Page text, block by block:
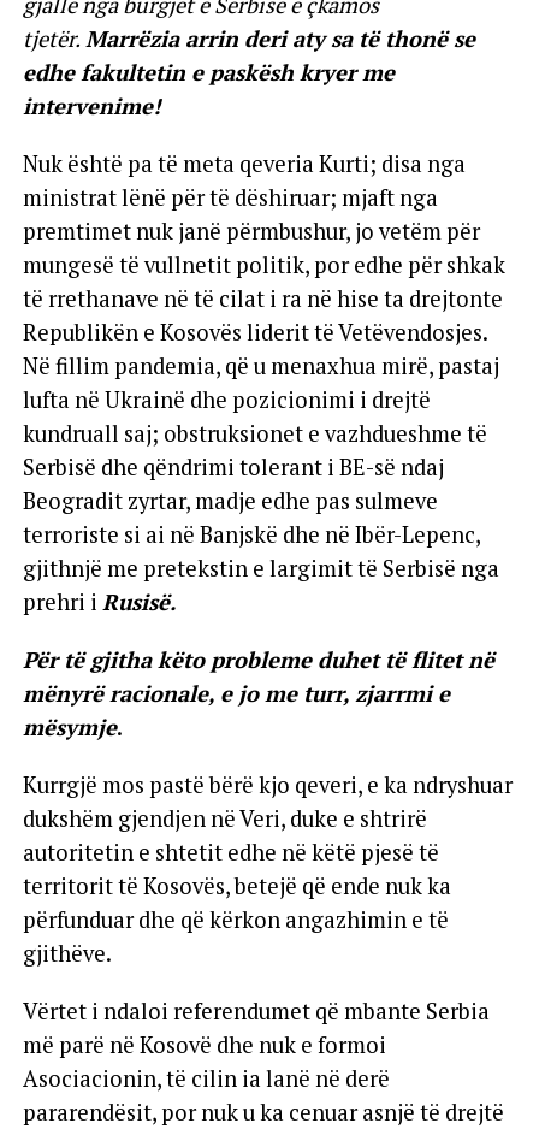
tjetër. Marrëzia arrin deri aty sa të thonë se
edhe fakultetin e paskësh kryer me
intervenime!
Nuk është pa të meta qeveria Kurti; disa nga
ministrat lënë për të dëshiruar; mjaft nga
premtimet nuk janë përmbushur, jo vetëm për
mungesë të vullnetit politik, por edhe për shkak
të rrethanave në të cilat i ra në hise ta drejtonte
Republikën e Kosovës liderit të Vetëvendosjes.
Në fillim pandemia, që u menaxhua mirë, pastaj
lufta në Ukrainë dhe pozicionimi i drejtë
kundruall saj; obstruksionet e vazhdueshme të
Serbisë dhe qëndrimi tolerant i BE-së ndaj
Beogradit zyrtar, madje edhe pas sulmeve
terroriste si ai në Banjskë dhe në Ibër-Lepenc,
gjithnjë me pretekstin e largimit të Serbisë nga
prehri i Rusisë.
Për të gjitha këto probleme duhet të flitet në
mënyrë racionale, e jo me turr, zjarrmi e
mësymje.
Kurrgjë mos pastë bërë kjo qeveri, e ka ndryshuar
dukshëm gjendjen në Veri, duke e shtrirë
autoritetin e shtetit edhe në këtë pjesë të
territorit të Kosovës, betejë që ende nuk ka
përfunduar dhe që kërkon angazhimin e të
gjithëve.
Vërtet i ndaloi referendumet që mbante Serbia
më parë në Kosovë dhe nuk e formoi
Asociacionin, të cilin ia lanë në derë
pararendësit, por nuk u ka cenuar asnjë të drejtë